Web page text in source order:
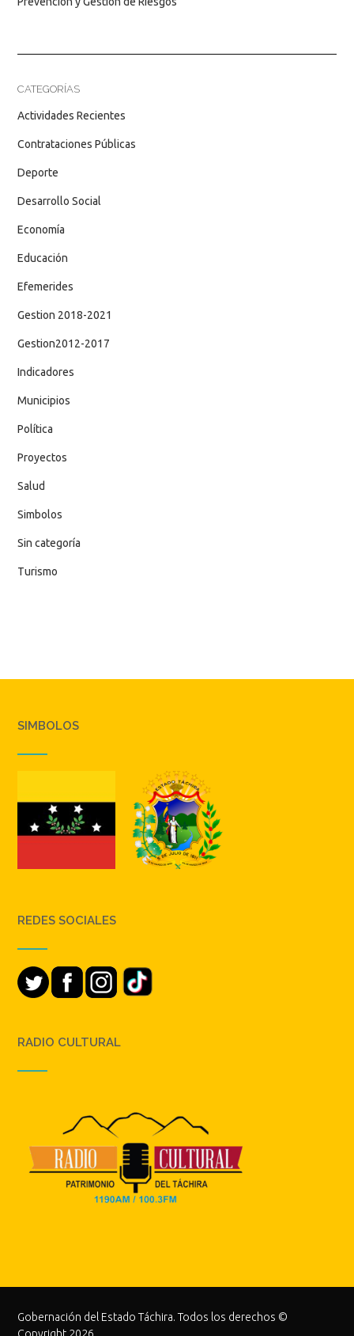
CATEGORÍAS
Actividades Recientes
Contrataciones Públicas
Deporte
Desarrollo Social
Economía
Educación
Efemerides
Gestion 2018-2021
Gestion2012-2017
Indicadores
Municipios
Política
Proyectos
Salud
Simbolos
Sin categoría
Turismo
SIMBOLOS
REDES SOCIALES
RADIO CULTURAL
Gobernación del Estado Táchira. Todos los derechos ©